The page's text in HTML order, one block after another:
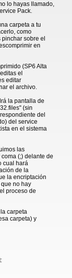
lo hayas llamado,
Pack.
carpeta a tu
como
sobre el
en
(SP6 Alta
el
editar
el archivo.
la pantalla de
(sin
del
del service
en el sistema
las
(;) delante de
cual hará
de la
la encriptación
no hay
proceso de
carpeta
carpeta) y